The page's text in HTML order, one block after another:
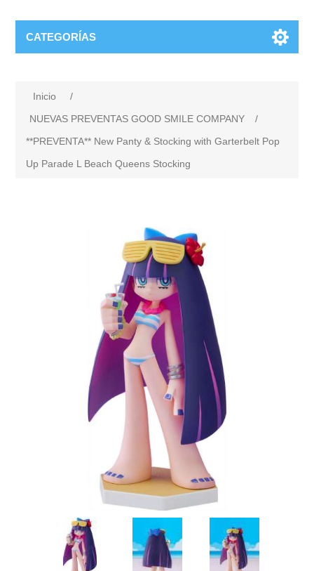
CATEGORÍAS
Inicio
/
NUEVAS PREVENTAS GOOD SMILE COMPANY
/
**PREVENTA** New Panty & Stocking with Garterbelt Pop
Up Parade L Beach Queens Stocking